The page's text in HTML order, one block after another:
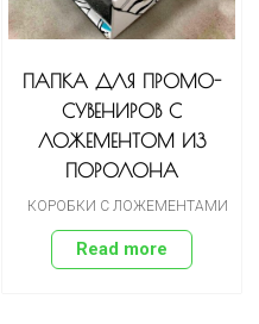
ПАПКА ДЛЯ ПРОМО-
СУВЕНИРОВ С
ЛОЖЕМЕНТОМ ИЗ
ПОРОЛОНА
КОРОБКИ С ЛОЖЕМЕНТАМИ
Read more